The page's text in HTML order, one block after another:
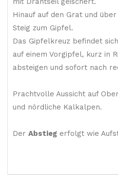
Hinauf auf den Grat und
Steig zum Gipfel.
Das Gipfelkreuz befindet
auf einem Vorgipfel, kurz in
absteigen und sofort nach
Prachtvolle Aussicht auf
und nördliche Kalkalpen.
Der Abstieg erfolgt wie